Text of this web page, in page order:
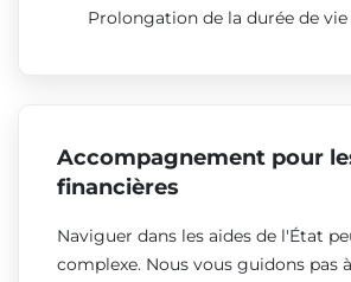
Prolongation de la durée de
Accompagnement pour
financières
Naviguer dans les aides de l'État
complexe. Nous vous guidons pas